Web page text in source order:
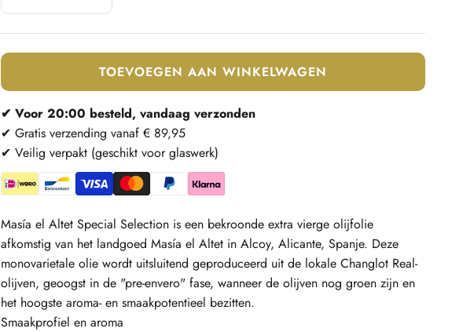
TOEVOEGEN AAN WINKELWAGEN
✔ Voor 20:00 besteld, vandaag verzonden
✔ Gratis verzending vanaf € 89,95
✔ Veilig verpakt (geschikt voor glaswerk)
Masía el Altet Special Selection is een bekroonde extra vierge olijfolie
afkomstig van het landgoed Masía el Altet in Alcoy, Alicante, Spanje. Deze
monovarietale olie wordt uitsluitend geproduceerd uit de lokale Changlot Real-
olijven, geoogst in de "pre-envero" fase, wanneer de olijven nog groen zijn en
het hoogste aroma- en smaakpotentieel bezitten.
Smaakprofiel en aroma